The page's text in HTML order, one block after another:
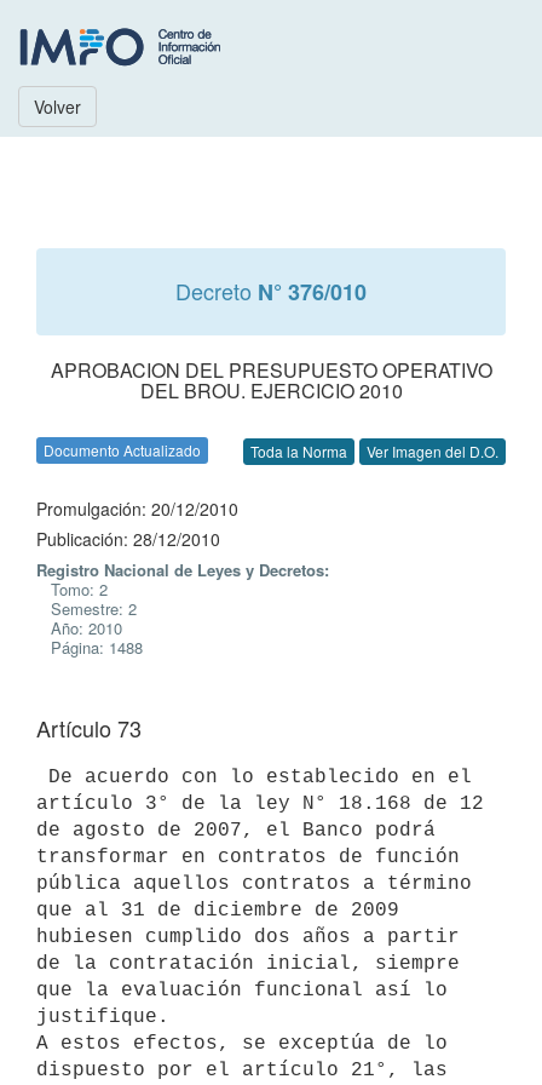
Volver
Decreto N° 376/010
APROBACION DEL PRESUPUESTO OPERATIVO
DEL BROU. EJERCICIO 2010
Documento Actualizado Toda la Norma Ver Imagen del D.O.
Promulgación: 20/12/2010
Publicación: 28/12/2010
Registro Nacional de Leyes y Decretos:
Tomo: 2
Semestre: 2
Año: 2010
Página: 1488
Artículo 73
artículo 3° de la ley N° 18.168 de 12
de agosto de 2007, el Banco podrá
transformar en contratos de función
pública aquellos contratos a término
que al 31 de diciembre de 2009
hubiesen cumplido dos años a partir
de la contratación inicial, siempre
que la evaluación funcional así lo
justifique.
A estos efectos, se exceptúa de lo
dispuesto por el artículo 21°, las